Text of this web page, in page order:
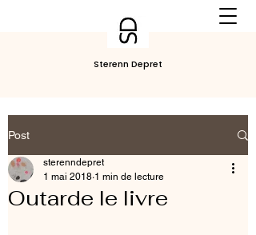
Sterenn Depret
Post
Outarde le livre
sterenndepret
1 mai 2018 1 min de lecture